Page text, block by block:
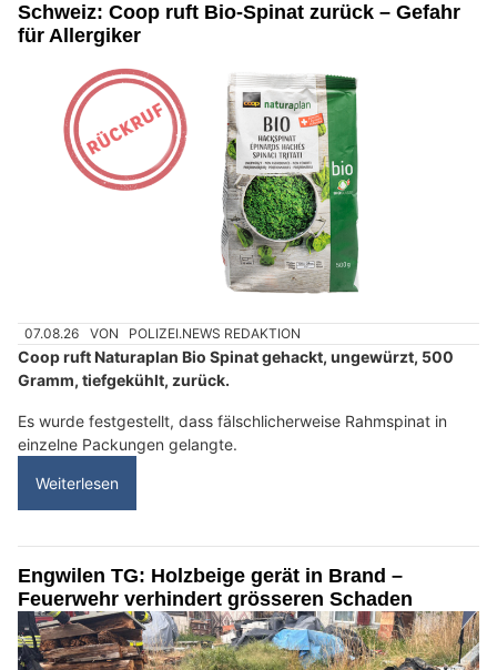
Schweiz: Coop ruft Bio-Spinat zurück – Gefahr
für Allergiker
07.08.26 VON POLIZEI.NEWS REDAKTION
Coop ruft Naturaplan Bio Spinat gehackt, ungewürzt, 500
Gramm, tiefgekühlt, zurück.
Es wurde festgestellt, dass fälschlicherweise Rahmspinat in
einzelne Packungen gelangte.
Weiterlesen
Engwilen TG: Holzbeige gerät in Brand –
Feuerwehr verhindert grösseren Schaden